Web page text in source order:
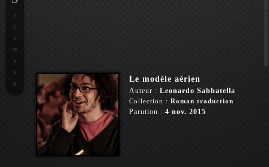
Le modèle aérien
Auteur : Leonardo Sabbatella
Collection : Roman traduction
Parution : 4 nov. 2015
T
U
V
W
X
Y
Z